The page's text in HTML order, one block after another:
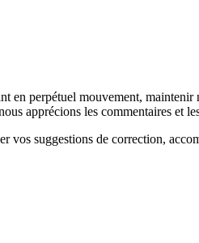
perpétuel mouvement, maintenir
apprécions les commentaires et
suggestions de correction,